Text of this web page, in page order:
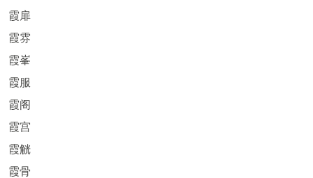
霞扉
霞雰
霞峯
霞服
霞阁
霞宫
霞觥
霞骨